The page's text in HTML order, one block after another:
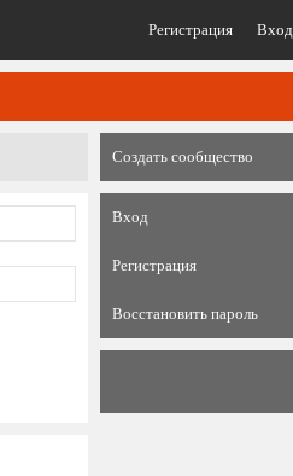
Регистрация Вход
Создать сообщество
Вход
Регистрация
Восстановить пароль